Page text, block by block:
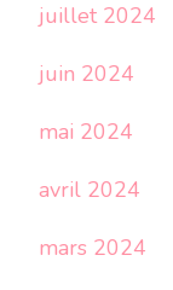
juillet 2024
juin 2024
mai 2024
avril 2024
mars 2024